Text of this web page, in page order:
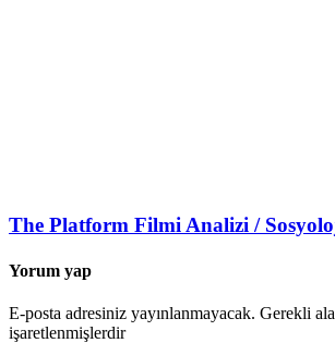
The Platform Filmi Analizi /
Yorum yap
E-posta adresiniz yayınlanmayacak. Gerekli
işaretlenmişlerdir